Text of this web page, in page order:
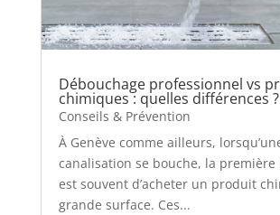
Débouchage professionnel vs
chimiques : quelles différences ?
Conseils & Prévention
À Genève comme ailleurs,
canalisation se bouche, la première
est souvent d’acheter un produit
grande surface. Ces...